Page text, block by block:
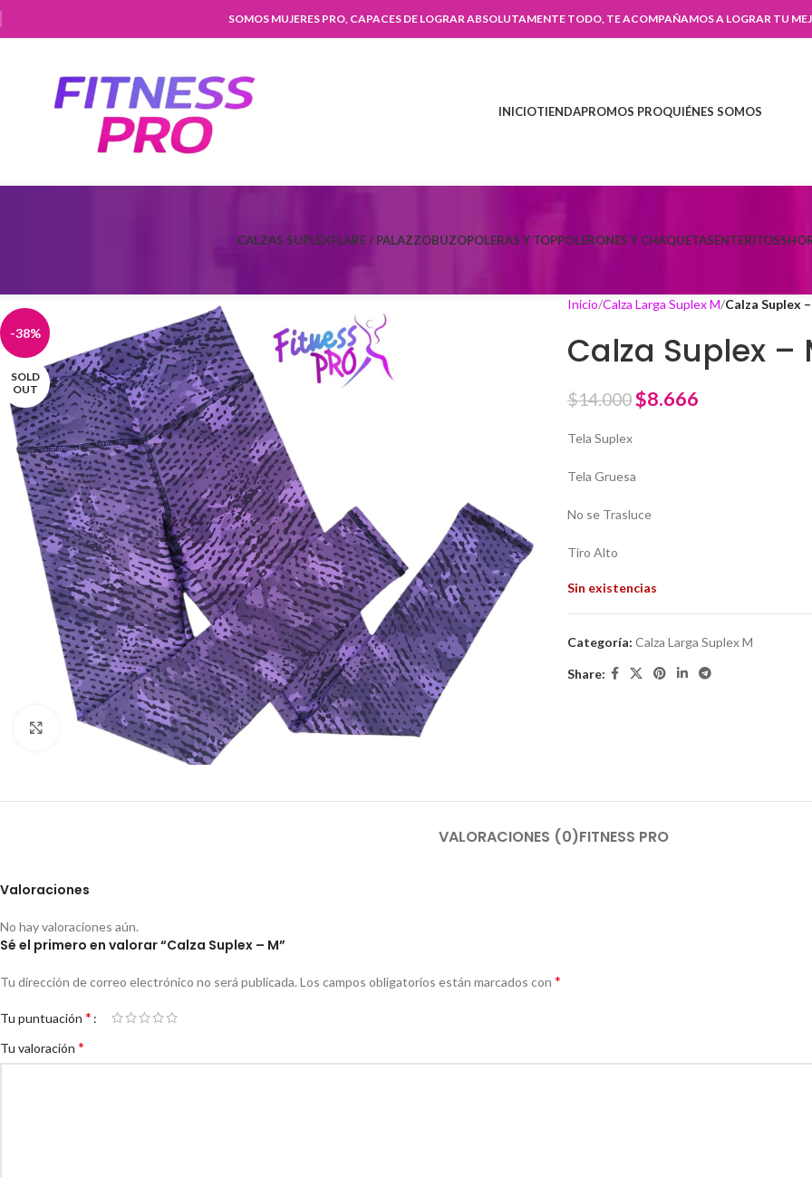
SOMOS MUJERES PRO, CAPACES DE LOGRAR ABSOLUTAMENTE TODO, TE ACOMPAÑAMOS A LOGRAR TU
INICIOTIENDAPROMOS PROQUIÉNES SOMOS
CALZAS SUPLEXFLARE / PALAZZOBUZOPOLERAS Y TOPPOLERONES Y CHAQUETASENTERITOS
-38%
SOLD
OUT
Click to enlarge
Inicio Calza Larga Suplex M Calza Suplex
Calza Suplex –
$14.000$8.666
Tela Suplex
Tela Gruesa
No se Trasluce
Tiro Alto
Sin existencias
Categoría: Calza Larga Suplex M
Share:
VALORACIONES (0)FITNESS PRO
Valoraciones
No hay valoraciones aún.
Sé el primero en valorar “Calza Suplex – M”
Tu dirección de correo electrónico no será publicada. Los campos obligatorios están marcados con *
Tu puntuación *
Tu valoración *